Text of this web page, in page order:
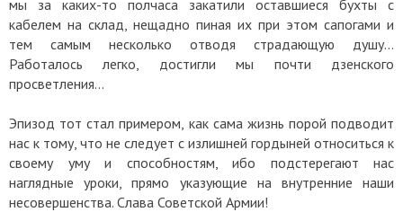
мы за каких-то полчаса закатили оставшиеся бухты с
кабелем на склад, нещадно пиная их при этом сапогами и
тем самым несколько отводя страдающую душу…
Работалось легко, достигли мы почти дзенского
просветления…
Эпизод тот стал примером, как сама жизнь порой подводит
нас к тому, что не следует с излишней гордыней относиться к
своему уму и способностям, ибо подстерегают нас
наглядные уроки, прямо указующие на внутренние наши
несовершенства. Слава Советской Армии!